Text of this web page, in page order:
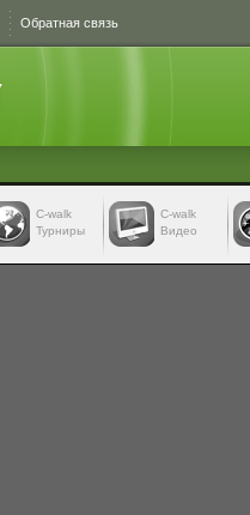
Обратная связь
С-walk
Турниры
С-walk
Видео